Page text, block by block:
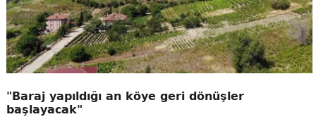
"Baraj yapıldığı an köye geri dönüşler
başlayacak"